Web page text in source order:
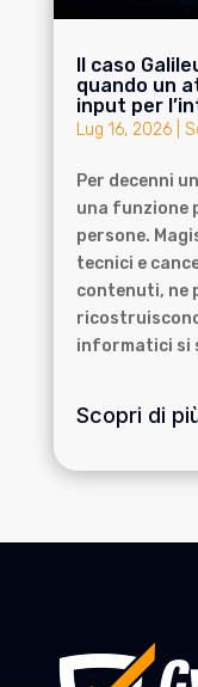
Il caso
quando un
input per
Lug 16, 2026|
Per decenni
una funzione
persone.
tecnici e
contenuti, ne
informatici si
Scopri di